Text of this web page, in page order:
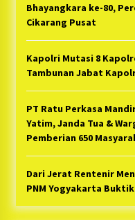
Bhayangkara ke-80,
Cikarang Pusat
Kapolri Mutasi 8
Tambunan Jabat
PT Ratu Perkasa
Yatim, Janda Tua &
Pemberian 650
Dari Jerat Rentenir
PNM Yogyakarta